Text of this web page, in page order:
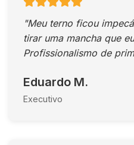
"Meu terno ficou
tirar uma mancha que
Profissionalismo de
Eduardo M.
Executivo